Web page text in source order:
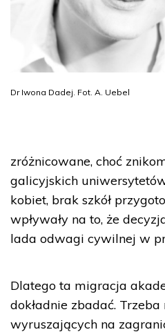
Dr Iwona Dadej. Fot. A. Uebel
zróżnicowane, choć
galicyjskich
kobiet, brak szkół
wpływały na to, że
lada odwagi cywilnej w
Dlatego ta migracja
dokładnie zbadać.
wyruszających na